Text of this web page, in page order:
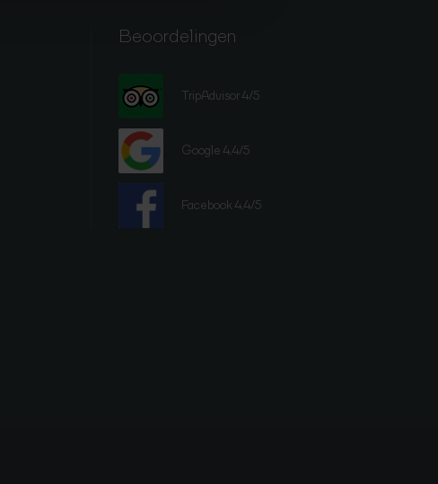
Beoordelingen
TripAdvisor 4/5
Google 4,4/5
Facebook 4,4/5